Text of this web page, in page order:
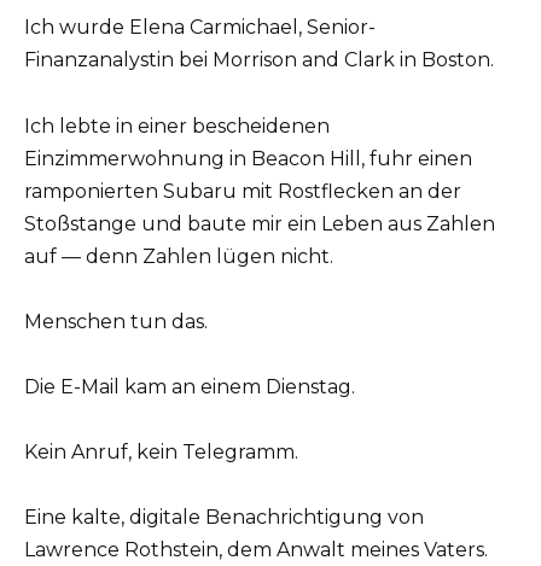
Ich wurde Elena Carmichael, Senior-
Finanzanalystin bei Morrison and Clark in Boston.
Ich lebte in einer bescheidenen
Einzimmerwohnung in Beacon Hill, fuhr einen
ramponierten Subaru mit Rostflecken an der
Stoßstange und baute mir ein Leben aus Zahlen
auf — denn Zahlen lügen nicht.
Menschen tun das.
Die E-Mail kam an einem Dienstag.
Kein Anruf, kein Telegramm.
Eine kalte, digitale Benachrichtigung von
Lawrence Rothstein, dem Anwalt meines Vaters.